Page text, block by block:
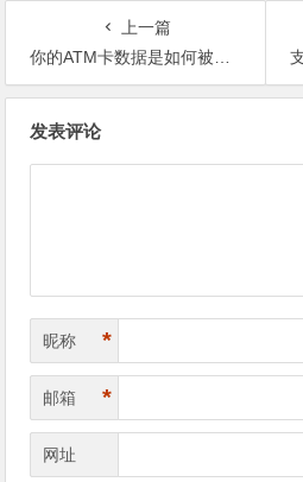
上一篇
你的ATM卡数据是如何被入侵的
发表评论
昵称 *
邮箱 *
网址